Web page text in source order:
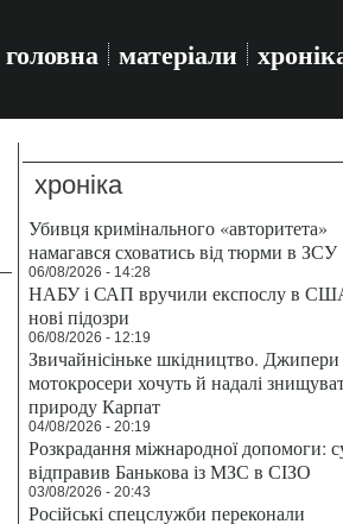
головна матеріали
хроніка
Убивця кримінального «авторитета»
намагався сховатись від тюрми в ЗСУ
06/08/2026 - 14:28
НАБУ і САП вручили експослу в
нові підозри
06/08/2026 - 12:19
Звичайнісіньке шкідництво. Джипери
мотокросери хочуть й надалі
природу Карпат
04/08/2026 - 20:19
Розкрадання міжнародної допомоги:
відправив Банькова із МЗС в СІЗО
03/08/2026 - 20:43
Російські спецслужби переконали